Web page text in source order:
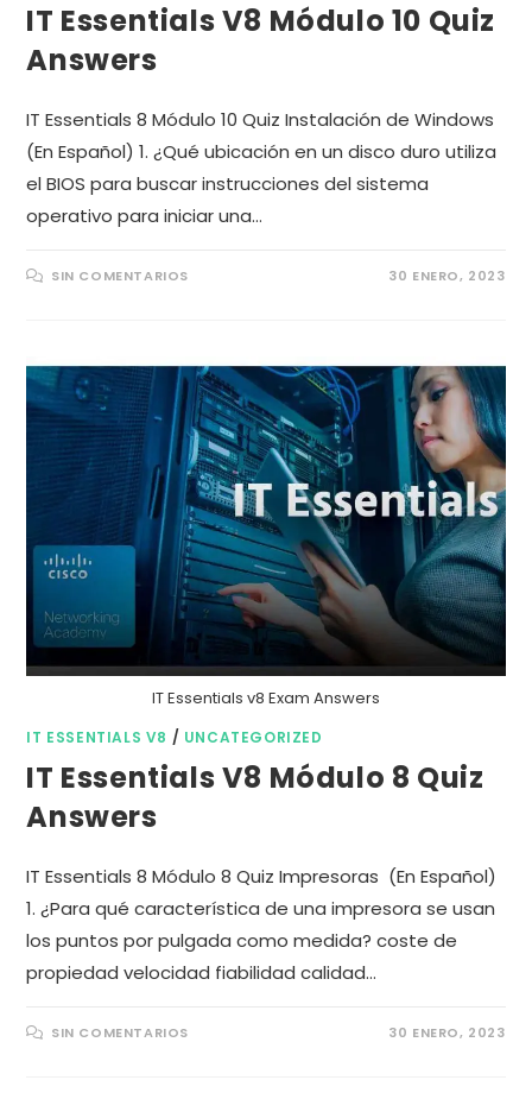
IT Essentials V8 Módulo 10 Quiz
Answers
IT Essentials 8 Módulo 10 Quiz Instalación de Windows
(En Español) 1. ¿Qué ubicación en un disco duro utiliza
el BIOS para buscar instrucciones del sistema
operativo para iniciar una…
SIN COMENTARIOS 30 ENERO, 2023
IT Essentials v8 Exam Answers
IT ESSENTIALS V8 / UNCATEGORIZED
IT Essentials V8 Módulo 8 Quiz
Answers
IT Essentials 8 Módulo 8 Quiz Impresoras (En Español)
1. ¿Para qué característica de una impresora se usan
los puntos por pulgada como medida? coste de
propiedad velocidad fiabilidad calidad…
SIN COMENTARIOS 30 ENERO, 2023